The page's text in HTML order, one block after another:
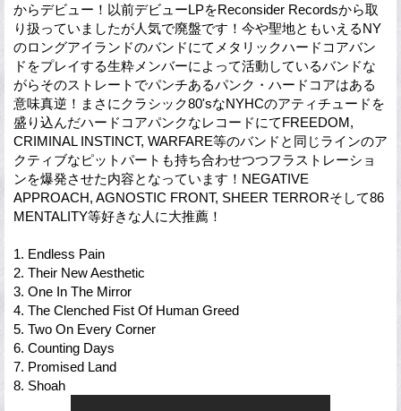
からデビュー！以前デビューLPをReconsider Recordsから取
り扱っていましたが人気で廃盤です！今や聖地ともいえるNY
のロングアイランドのバンドにてメタリックハードコアバン
ドをプレイする生粋メンバーによって活動しているバンドな
がらそのストレートでパンチあるパンク・ハードコアはある
意味真逆！まさにクラシック80'sなNYHCのアティチュードを
盛り込んだハードコアパンクなレコードにてFREEDOM,
CRIMINAL INSTINCT, WARFARE等のバンドと同じラインのア
クティブなピットパートも持ち合わせつつフラストレーショ
ンを爆発させた内容となっています！NEGATIVE
APPROACH, AGNOSTIC FRONT, SHEER TERRORそして86
MENTALITY等好きな人に大推薦！
1. Endless Pain
2. Their New Aesthetic
3. One In The Mirror
4. The Clenched Fist Of Human Greed
5. Two On Every Corner
6. Counting Days
7. Promised Land
8. Shoah